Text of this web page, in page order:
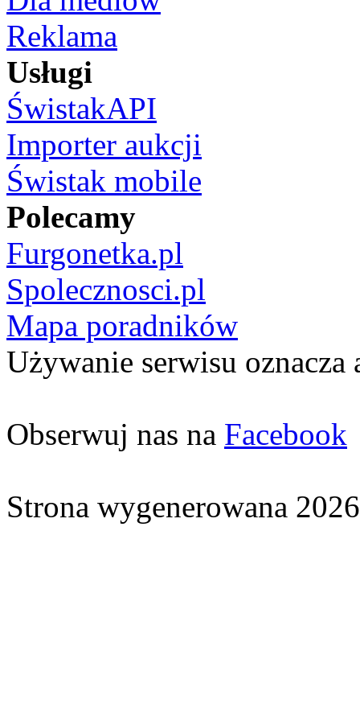
Reklama
Usługi
ŚwistakAPI
Importer aukcji
Świstak mobile
Polecamy
Furgonetka.pl
Spolecznosci.pl
Mapa poradników
Używanie serwisu oznacza
Obserwuj nas na Facebook
Strona wygenerowana